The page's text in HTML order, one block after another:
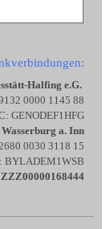
Halfing e.G.
0000 1145 88
GENODEF1HFG
Wasserburg a. Inn
0030 3118 15
BYLADEM1WSB